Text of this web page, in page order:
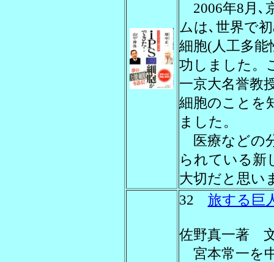
2006年8月､
ムは､世界で
細胞(人工多
功しました。
一京大名誉教
細胞のことを
ました。
医療などの
られている新
大切だと思い
32 旅する巨
佐野真一著
宮本常一を